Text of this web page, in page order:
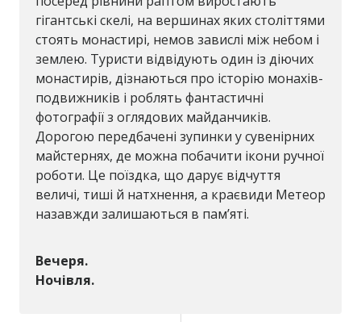
гігантські скелі, на вершинах яких століттями
стоять монастирі, немов завислі між небом і
землею. Туристи відвідують один із діючих
монастирів, дізнаються про історію монахів-
подвижників і роблять фантастичні
фотографії з оглядових майданчиків.
Дорогою передбачені зупинки у сувенірних
майстернях, де можна побачити ікони ручної
роботи. Це поїздка, що дарує відчуття
величі, тиші й натхнення, а краєвиди Метеор
назавжди залишаються в пам’яті.
Вечеря.
Ночівля.